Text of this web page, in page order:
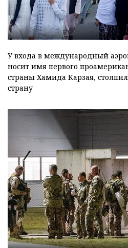
У входа в международный
носит имя первого
страны Хамида Карзая,
страну